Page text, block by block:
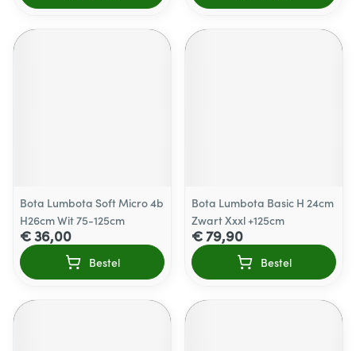
Bota Lumbota Soft Micro 4b
H26cm Wit 75-125cm
€ 36,00
Bestel
Bota Lumbota Basic H 24cm
Zwart Xxxl +125cm
€ 79,90
Bestel